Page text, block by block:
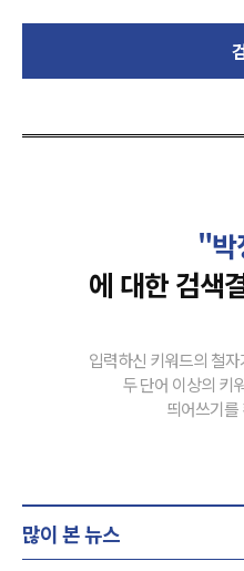
"박
에 대한 검색
입력하신 키워드의 철
두 단어 이상의 키
띄어쓰기를
많이 본 뉴스